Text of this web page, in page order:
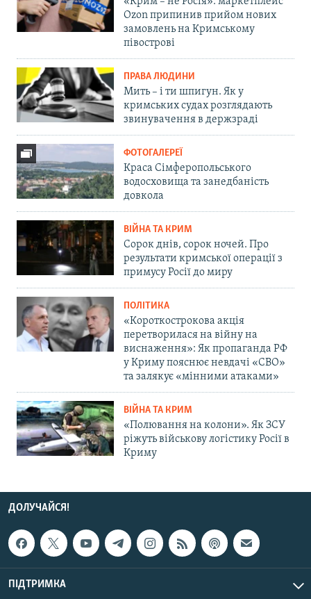
Ozon припинив прийом нових
замовлень на Кримському
півострові
ПРАВА ЛЮДИНИ
Мить – і ти шпигун. Як у
кримських судах розглядають
звинувачення в держзраді
ФОТОГАЛЕРЕЇ
Краса Сімферопольського
водосховища та занедбаність
довкола
ВІЙНА ТА КРИМ
Сорок днів, сорок ночей. Про
результати кримської операції з
примусу Росії до миру
ПОЛІТИКА
«Короткострокова акція
перетворилася на війну на
виснаження»: Як пропаганда РФ
у Криму пояснює невдачі «СВО»
та залякує «мінними атаками»
ВІЙНА ТА КРИМ
«Полювання на колони». Як ЗСУ
ріжуть військову логістику Росії в
Криму
ДОЛУЧАЙСЯ!
ПІДТРИМКА